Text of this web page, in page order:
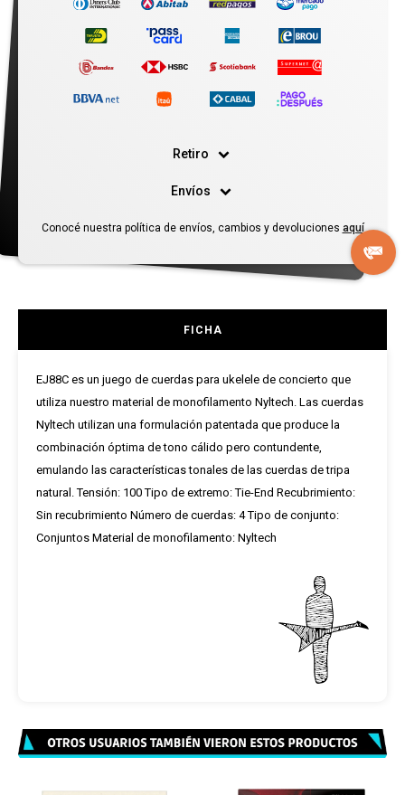
Retiro
Envíos
Conocé nuestra política de envíos, cambios y devoluciones aquí
FICHA
EJ88C es un juego de cuerdas para ukelele de concierto que
utiliza nuestro material de monofilamento Nyltech. Las cuerdas
Nyltech utilizan una formulación patentada que produce la
combinación óptima de tono cálido pero contundente,
emulando las características tonales de las cuerdas de tripa
natural. Tensión: 100 Tipo de extremo: Tie-End Recubrimiento:
Sin recubrimiento Número de cuerdas: 4 Tipo de conjunto:
Conjuntos Material de monofilamento: Nyltech